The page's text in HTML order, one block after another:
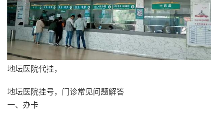
地坛医院代挂，
地坛医院挂号，门诊常见问题解答
一、办卡